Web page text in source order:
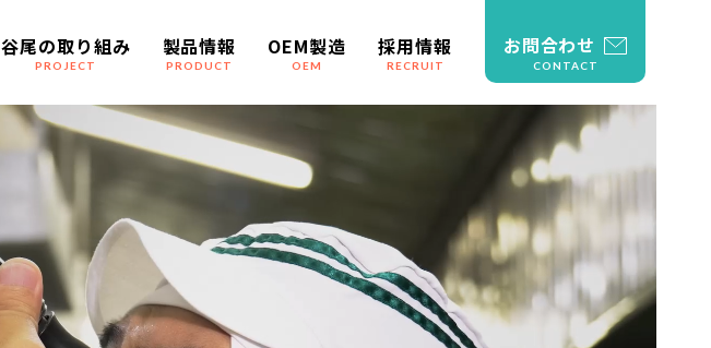
谷尾の取り組み
PROJECT
製品情報
PRODUCT
OEM製造
OEM
採用情報
RECRUIT
お問合わせ
CONTACT